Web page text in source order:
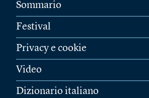
Sommario
Festival
Privacy e cookie
Video
Dizionario italiano